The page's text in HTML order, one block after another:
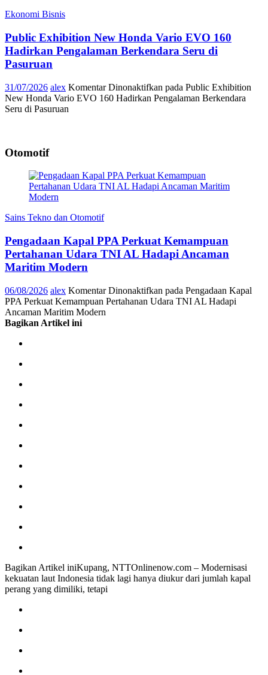
Ekonomi Bisnis
Public Exhibition New Honda Vario EVO 160
Hadirkan Pengalaman Berkendara Seru di
Pasuruan
31/07/2026 alex Komentar Dinonaktifkan pada Public Exhibition
New Honda Vario EVO 160 Hadirkan Pengalaman Berkendara
Seru di Pasuruan
Otomotif
Sains Tekno dan Otomotif
Pengadaan Kapal PPA Perkuat Kemampuan
Pertahanan Udara TNI AL Hadapi Ancaman
Maritim Modern
06/08/2026 alex Komentar Dinonaktifkan pada Pengadaan Kapal
PPA Perkuat Kemampuan Pertahanan Udara TNI AL Hadapi
Ancaman Maritim Modern
Bagikan Artikel ini
Bagikan Artikel iniKupang, NTTOnlinenow.com – Modernisasi
kekuatan laut Indonesia tidak lagi hanya diukur dari jumlah kapal
perang yang dimiliki, tetapi